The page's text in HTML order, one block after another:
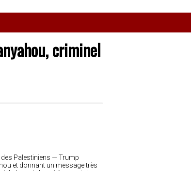
criminel
Palestiniens — Trump
et donnant un message très